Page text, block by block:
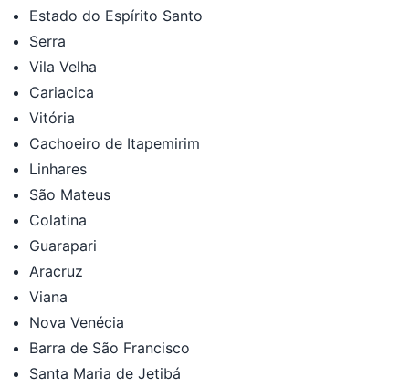
Estado do Espírito Santo
Serra
Vila Velha
Cariacica
Vitória
Cachoeiro de Itapemirim
Linhares
São Mateus
Colatina
Guarapari
Aracruz
Viana
Nova Venécia
Barra de São Francisco
Santa Maria de Jetibá